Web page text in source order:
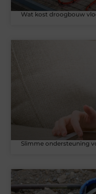
Wat kost droogbouw
Slimme ondersteuning